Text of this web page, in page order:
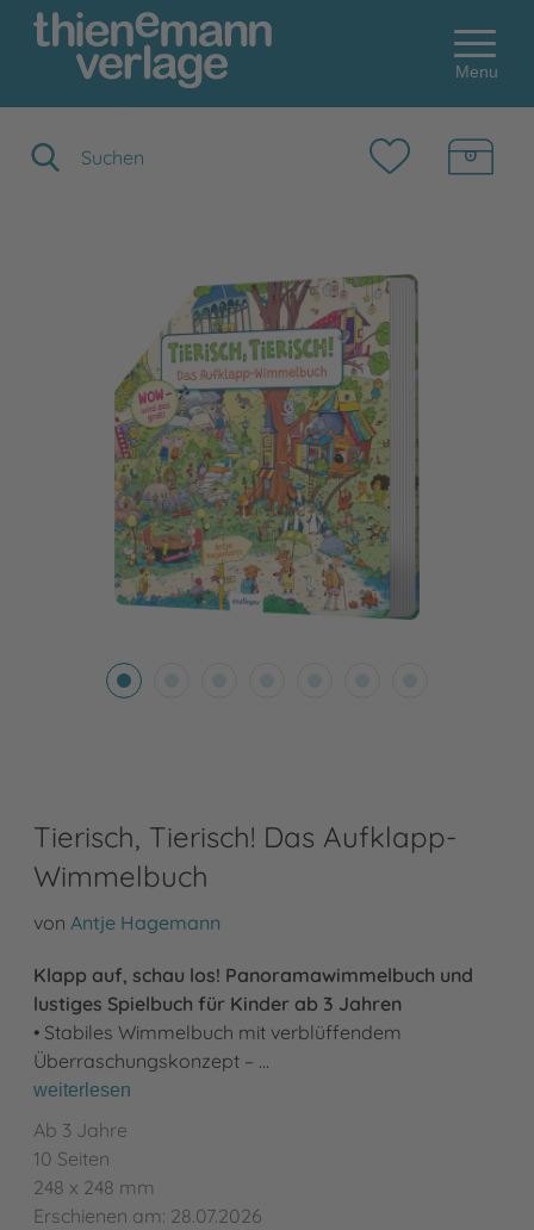
Menu
Tierisch, Tierisch! Das Aufklapp-
Wimmelbuch
von Antje Hagemann
Klapp auf, schau los! Panoramawimmelbuch und
lustiges Spielbuch für Kinder ab 3 Jahren
• Stabiles Wimmelbuch mit verblüffendem
Überraschungskonzept – …
weiterlesen
Ab 3 Jahre
10 Seiten
248 x 248 mm
Erschienen am: 28.07.2026